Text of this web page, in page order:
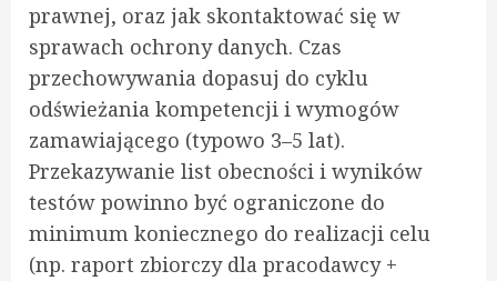
prawnej, oraz jak skontaktować się w
sprawach ochrony danych. Czas
przechowywania dopasuj do cyklu
odświeżania kompetencji i wymogów
zamawiającego (typowo 3–5 lat).
Przekazywanie list obecności i wyników
testów powinno być ograniczone do
minimum koniecznego do realizacji celu
(np. raport zbiorczy dla pracodawcy +